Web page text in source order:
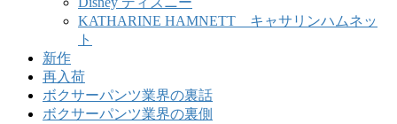
KATHARINE HAMNETT キャサリンハムネッ
ト
新作
再入荷
ボクサーパンツ業界の裏話
ボクサーパンツ業界の裏側